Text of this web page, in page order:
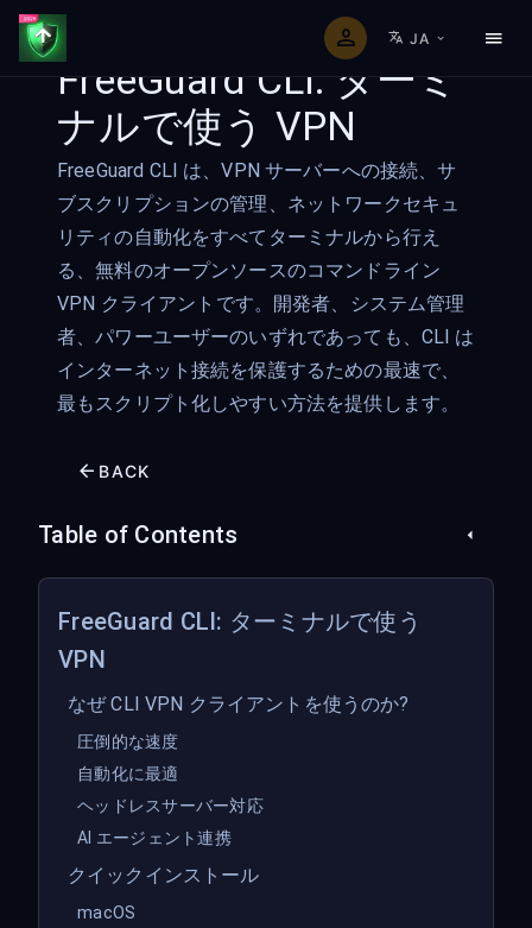
JA
FreeGuard CLI: ターミ
ナルで使う VPN
FreeGuard CLI は、VPN サーバーへの接続、サ
ブスクリプションの管理、ネットワークセキュ
リティの自動化をすべてターミナルから行え
る、無料のオープンソースのコマンドライン
VPN クライアントです。開発者、システム管理
者、パワーユーザーのいずれであっても、CLI は
インターネット接続を保護するための最速で、
最もスクリプト化しやすい方法を提供します。
BACK
Table of Contents
FreeGuard CLI: ターミナルで使う
VPN
なぜ CLI VPN クライアントを使うのか?
圧倒的な速度
自動化に最適
ヘッドレスサーバー対応
AI エージェント連携
クイックインストール
macOS